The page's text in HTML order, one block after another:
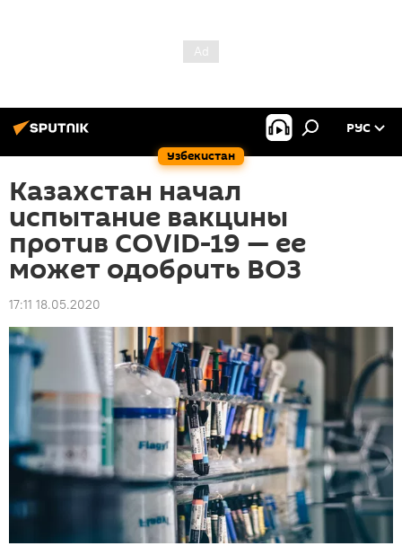
Узбекистан
РУС
Казахстан начал
испытание вакцины
против COVID-19 — ее
может одобрить ВОЗ
17:11 18.05.2020